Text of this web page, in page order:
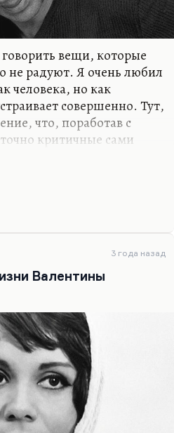
вещи, которые
не радуют. Я очень любил
человека, но как
совершенно. Тут,
что, поработав с
критичные сами
получается — на
актеру хочется ему
знаю на своем опыте,
у Крымова в спектакле: в
сразу кажется: «Я
себя осаживать. Кто-
например, Смехов,
с Любимовым, при…
3 года назад
Валентины